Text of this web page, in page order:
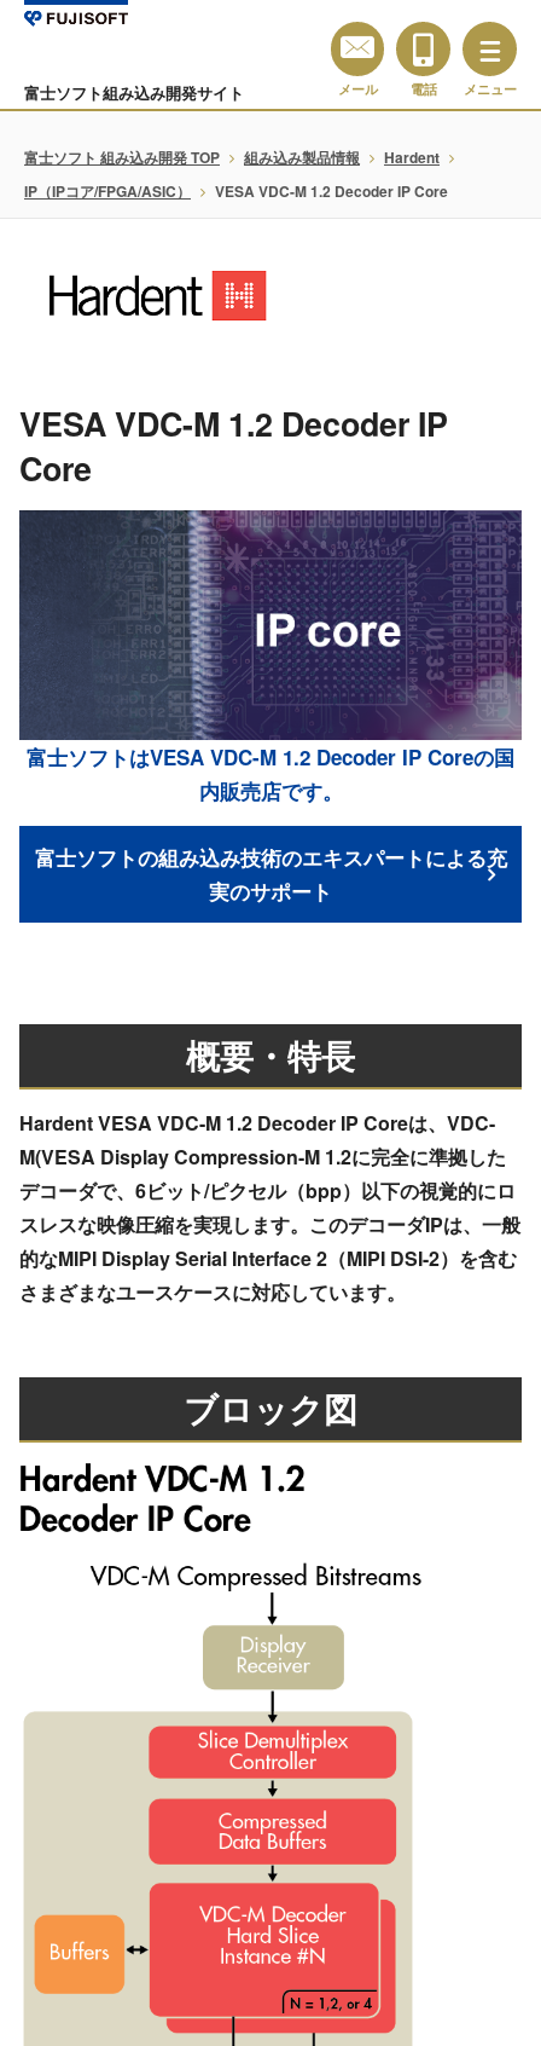
富士ソフト組み込み開発サイト メール 電話 メニュー
富士ソフト 組み込み開発 TOP 組み込み製品情報
Hardent
IP（IPコア/FPGA/ASIC）
VESA VDC-M 1.2 Decoder IP Core
VESA VDC-M 1.2 Decoder IP
Core
富士ソフトはVESA VDC-M 1.2 Decoder IP Coreの国
内販売店です。
富士ソフトの組み込み技術のエキスパートによる充
実のサポート
概要・特長
Hardent VESA VDC-M 1.2 Decoder IP Coreは、VDC-
M(VESA Display Compression-M 1.2に完全に準拠した
デコーダで、6ビット/ピクセル（bpp）以下の視覚的にロ
スレスな映像圧縮を実現します。このデコーダIPは、一般
的なMIPI Display Serial Interface 2（MIPI DSI-2）を含む
さまざまなユースケースに対応しています。
ブロック図